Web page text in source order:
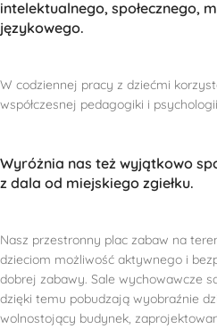
intelektualnego, społecznego,
językowego.
W codziennej pracy z dziećmi
współczesnej pedagogiki i
Wyróżnia nas też wyjątkowo
z dala od miejskiego zgiełku.
Nasz przestronny plac zabaw na
dzieciom możliwość aktywnego i
dobrej zabawy. Sale wychowawcze
dzięki temu pobudzają wyobraźnie
wolnostojący budynek,